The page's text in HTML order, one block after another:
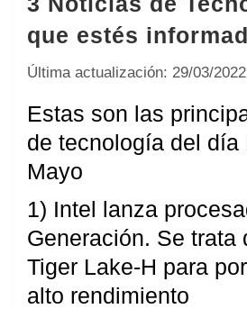
que estés
Última actualización: 29/03/2022
Estas son las
de tecnología del día
Mayo
1) Intel lanza
Generación. Se trata
Tiger Lake-H para
alto rendimiento